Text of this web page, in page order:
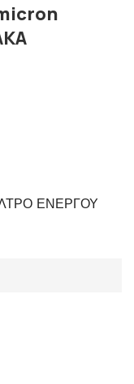
ΕΝΕΡΓΟΥ